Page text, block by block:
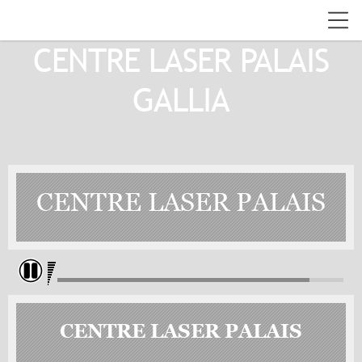
CENTRE LASER PALAIS
GALLIA
CENTRE LASER PALAIS
GALLIA
CENTRE LASER PALAIS